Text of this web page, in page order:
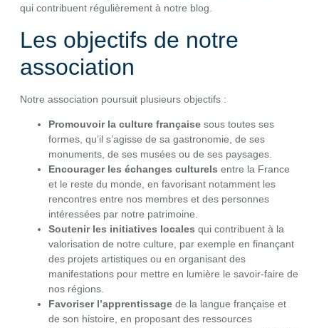
qui contribuent régulièrement à notre blog.
Les objectifs de notre
association
Notre association poursuit plusieurs objectifs :
Promouvoir la culture française sous toutes ses
formes, qu’il s’agisse de sa gastronomie, de ses
monuments, de ses musées ou de ses paysages.
Encourager les échanges culturels entre la France
et le reste du monde, en favorisant notamment les
rencontres entre nos membres et des personnes
intéressées par notre patrimoine.
Soutenir les initiatives locales qui contribuent à la
valorisation de notre culture, par exemple en finançant
des projets artistiques ou en organisant des
manifestations pour mettre en lumière le savoir-faire de
nos régions.
Favoriser l’apprentissage de la langue française et
de son histoire, en proposant des ressources